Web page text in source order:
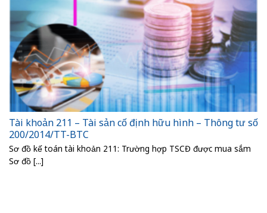
Tài khoản 211 – Tài sản cố định hữu hình – Thông tư số
200/2014/TT-BTC
Sơ đồ kế toán tài khoản 211: Trường hợp TSCĐ được mua sắm
Sơ đồ [...]